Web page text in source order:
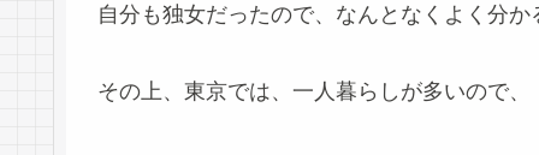
自分も独女だったので、なんとなくよく分か
その上、東京では、一人暮らしが多いので、